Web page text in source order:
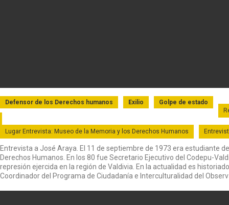
Defensor de los Derechos humanos Exilio
Golpe de estado
Lugar Entrevista: Museo de la Memoria y los Derechos Humanos
Entrevista a José Araya. El 11 de septiembre de 1973 era estudiante
Derechos Humanos. En los 80 fue Secretario Ejecutivo del Codepu-
represión ejercida en la región de Valdivia. En la actualidad es
Coordinador del Programa de Ciudadanía e Interculturalidad del